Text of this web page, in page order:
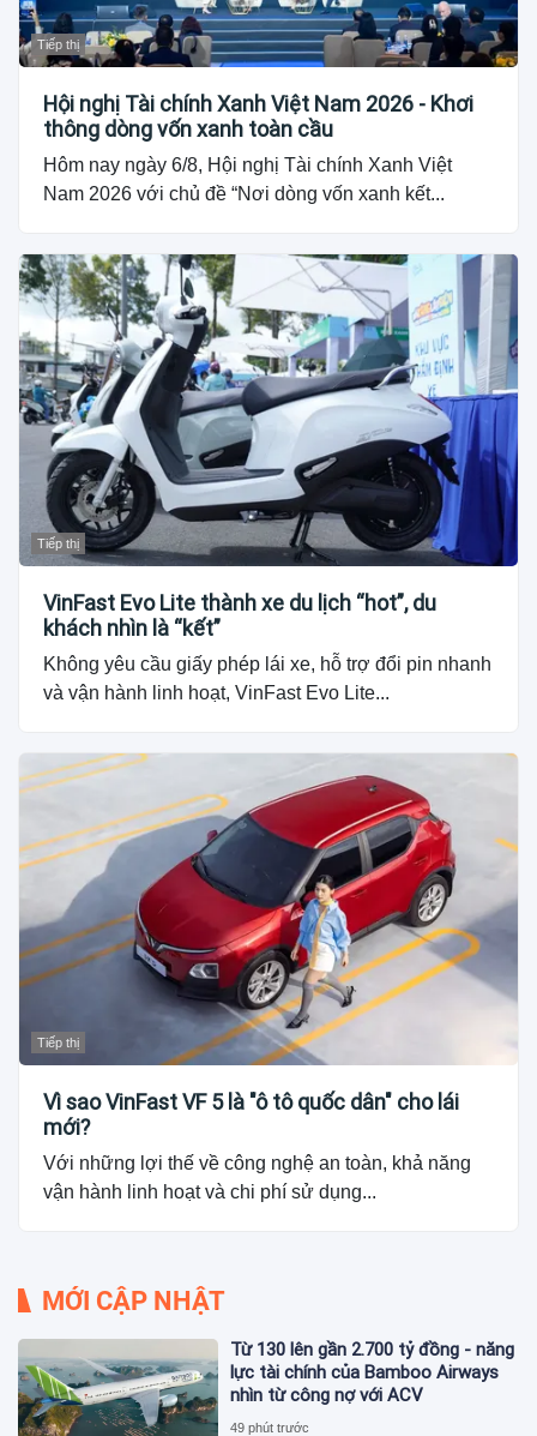
Tiếp thị
Hội nghị Tài chính Xanh Việt Nam 2026 - Khơi
thông dòng vốn xanh toàn cầu
Hôm nay ngày 6/8, Hội nghị Tài chính Xanh Việt
Nam 2026 với chủ đề “Nơi dòng vốn xanh kết...
Tiếp thị
VinFast Evo Lite thành xe du lịch “hot”, du
khách nhìn là “kết”
Không yêu cầu giấy phép lái xe, hỗ trợ đổi pin nhanh
và vận hành linh hoạt, VinFast Evo Lite...
Tiếp thị
Vì sao VinFast VF 5 là "ô tô quốc dân" cho lái
mới?
Với những lợi thế về công nghệ an toàn, khả năng
vận hành linh hoạt và chi phí sử dụng...
MỚI CẬP NHẬT
Từ 130 lên gần 2.700 tỷ đồng - năng
lực tài chính của Bamboo Airways
nhìn từ công nợ với ACV
49 phút trước